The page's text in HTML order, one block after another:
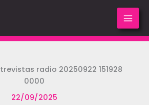
22/09/2025